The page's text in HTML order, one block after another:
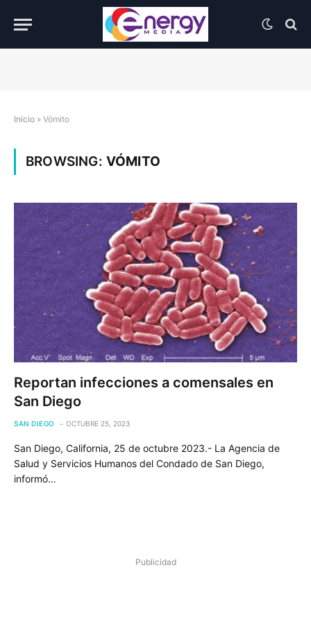
Inicio » Vómito
BROWSING: VÓMITO
Reportan infecciones a comensales en
San Diego
SAN DIEGO OCTUBRE 25, 2023
San Diego, California, 25 de octubre 2023.- La Agencia de
Salud y Servicios Humanos del Condado de San Diego,
informó…
Publicidad